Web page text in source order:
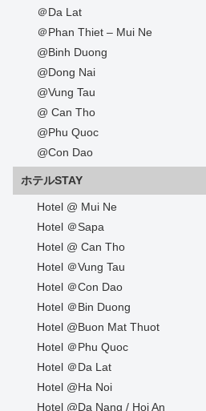
＠Da Lat
＠Phan Thiet – Mui Ne
@Binh Duong
@Dong Nai
@Vung Tau
@ Can Tho
@Phu Quoc
@Con Dao
ホテルSTAY
Hotel @ Mui Ne
Hotel ＠Sapa
Hotel @ Can Tho
Hotel ＠Vung Tau
Hotel ＠Con Dao
Hotel ＠Bin Duong
Hotel @Buon Mat Thuot
Hotel ＠Phu Quoc
Hotel ＠Da Lat
Hotel @Ha Noi
Hotel @Da Nang / Hoi An